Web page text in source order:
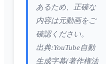
あるため、正確な
内容は元動画をご
確認ください。
出典:YouTube自動
生成字幕(著作権法